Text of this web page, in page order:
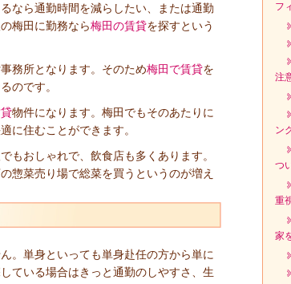
なら通勤時間を減らしたい、または通勤
梅田に勤務なら梅田の賃貸を探すという
務所となります。そのため梅田で賃貸を
のです。
物件になります。梅田でもそのあたりに
に住むことができます。
もおしゃれで、飲食店も多くあります。
惣菜売り場で総菜を買うというのが増え
。単身といっても単身赴任の方から単に
ている場合はきっと通勤のしやすさ、生
フ
注
ン
つ
重
家